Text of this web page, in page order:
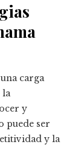
carga
la
y
puede ser
y la